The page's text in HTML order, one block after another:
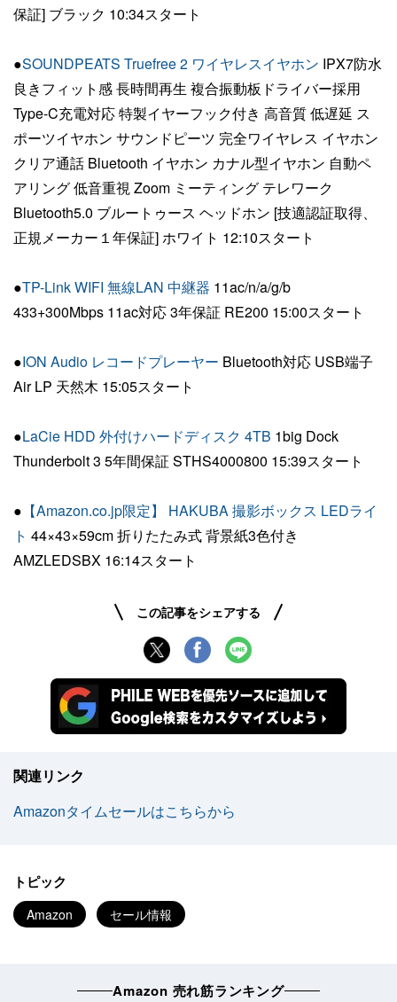
保証] ブラック 10:34スタート
●SOUNDPEATS Truefree 2 ワイヤレスイヤホン IPX7防水
良きフィット感 長時間再生 複合振動板ドライバー採用
Type-C充電対応 特製イヤーフック付き 高音質 低遅延 ス
ポーツイヤホン サウンドピーツ 完全ワイヤレス イヤホン
クリア通話 Bluetooth イヤホン カナル型イヤホン 自動ペ
アリング 低音重視 Zoom ミーティング テレワーク
Bluetooth5.0 ブルートゥース ヘッドホン [技適認証取得、
正規メーカー１年保証] ホワイト 12:10スタート
●TP-Link WIFI 無線LAN 中継器 11ac/n/a/g/b
433+300Mbps 11ac対応 3年保証 RE200 15:00スタート
●ION Audio レコードプレーヤー Bluetooth対応 USB端子
Air LP 天然木 15:05スタート
●LaCie HDD 外付けハードディスク 4TB 1big Dock
Thunderbolt 3 5年間保証 STHS4000800 15:39スタート
● 【Amazon.co.jp限定】 HAKUBA 撮影ボックス LEDライ
ト 44×43×59cm 折りたたみ式 背景紙3色付き
AMZLEDSBX 16:14スタート
この記事をシェアする
関連リンク
Amazonタイムセールはこちらから
トピック
Amazon セール情報